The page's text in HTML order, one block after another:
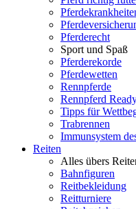
Pferderecht
Sport und Spaß
Pferderekorde
Pferdewetten
Rennpferde
Rennpferd
Tipps für
Trabrennen
Immunsystem
Reiten
Alles übers
Bahnfiguren
Reitbekleidung
Reitturniere